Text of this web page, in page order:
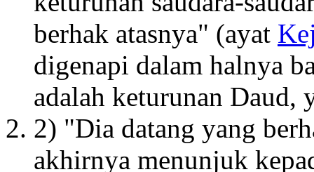
berhak atasnya" (ayat
digenapi dalam halnya
adalah keturunan Daud,
2) "Dia datang yang
akhirnya menunjuk